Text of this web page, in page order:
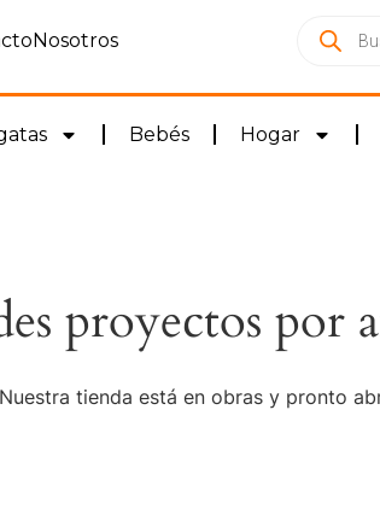
Nosotros
Bebés Hogar
proyectos por
tienda está en obras y pronto